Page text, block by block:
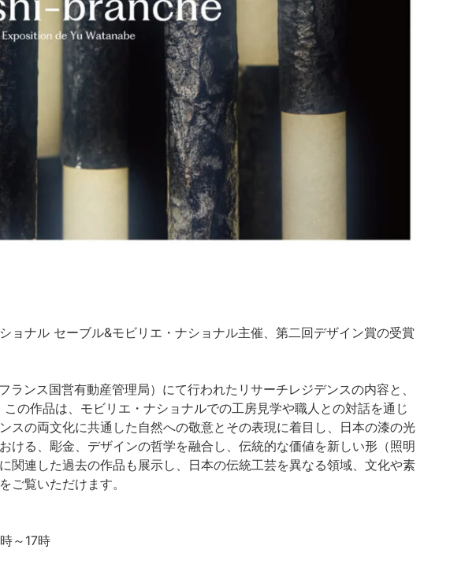
ョナル セーブル&モビリエ・ナショナル主催、第二回デザイン賞の受賞
ンス国営有動産管理局）にて行われたリサーチレジデンスの内容と、
の作品は、モビリエ・ナショナルでの工房見学や職人との対話を通じ
スの両文化に共通した自然への敬意とその表現に着目し、日本の漆の光
ける、彫金、デザインの哲学を融合し、伝統的な価値を新しい形（照明
関連した過去の作品も展示し、日本の伝統工芸を異なる領域、文化や素
ご覧いただけます。
～17時